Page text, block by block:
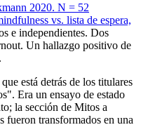
2020. N = 52
vs. lista de espera,
e independientes. Dos
Un hallazgo positivo de
está detrás de los titulares
Era un ensayo de estado
la sección de Mitos a
fueron transformados en una